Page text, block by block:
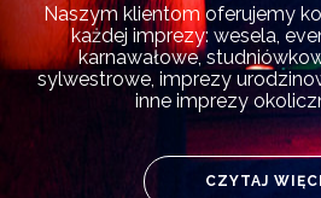
Naszym klientom oferujemy
każdej imprezy: wesela,
karnawałowe,
sylwestrowe, imprezy
inne imprezy
CZYTAJ